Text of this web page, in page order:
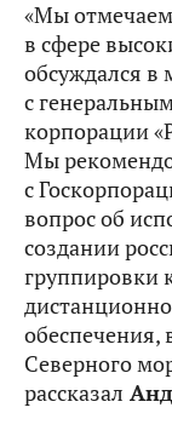
«Мы
в сфере
обсуждался в
с
корпорации
Мы
с
вопрос об
создании
группировки
обеспечения,
Северного
рассказал